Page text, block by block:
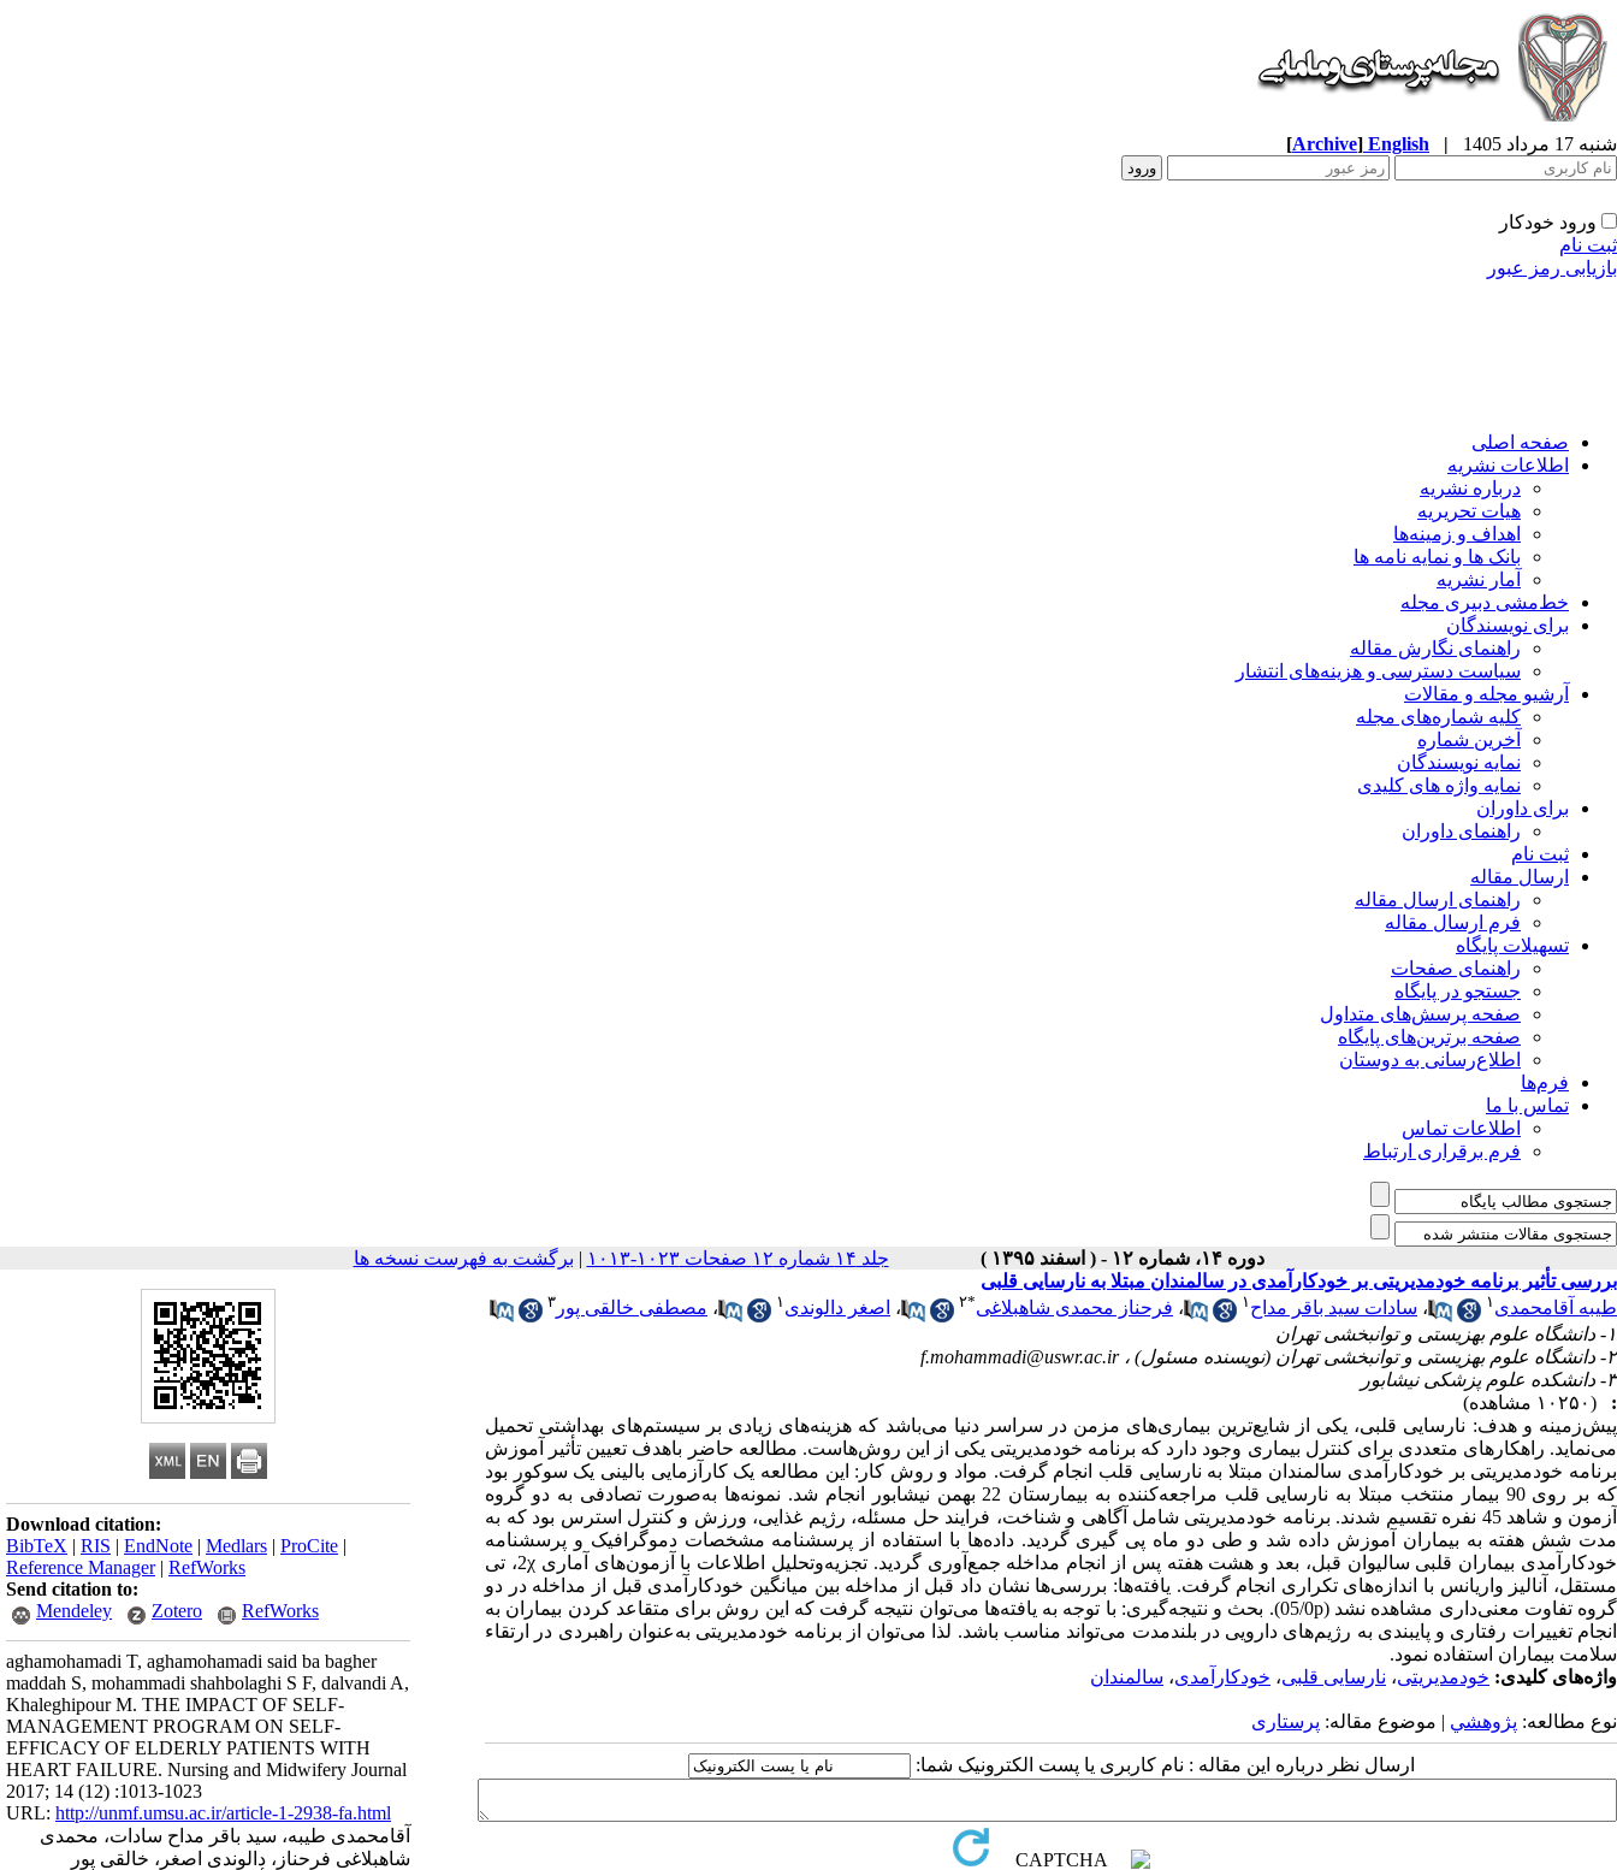
شنبه 17 مرداد 1405 |
English
[Archive]
ورود خودکار
ثبت نام
بازیابی رمز عبور
صفحه اصلی
اطلاعات نشریه
درباره نشریه
هیات تحریریه
اهداف و زمینه‌ها
بانک ها و نمایه نامه ها
آمار نشریه
خط‌مشی دبیری مجله
برای نویسندگان
راهنمای نگارش مقاله
سیاست دسترسی و هزینه‌های انتشار
آرشیو مجله و مقالات
کلیه شماره‌های مجله
آخرین شماره
نمایه نویسندگان
نمایه واژه های کلیدی
برای داوران
راهنمای داوران
ثبت نام
ارسال مقاله
راهنمای ارسال مقاله
فرم ارسال مقاله
تسهیلات پایگاه
راهنمای صفحات
جستجو در پایگاه
صفحه پرسش‌های متداول
صفحه برترین‌های پایگاه
اطلاع‌رسانی به دوستان
فرم‌ها
تماس با ما
اطلاعات تماس
فرم برقراری ارتباط
دوره ۱۴، شماره ۱۲ - ( اسفند ۱۳۹۵ ) جلد ۱۴ شماره ۱۲ صفحات ۱۰۲۳-۱۰۱۳ | برگشت به فهرست نسخه ها
Download citation:
BibTeX | RIS | EndNote | Medlars | ProCite |
Reference Manager| RefWorks
Send citation to:
Mendeley
Zotero RefWorks
aghamohamadi T, aghamohamadi said ba bagher
maddah S, mohammadi shahbolaghi S F, dalvandi A,
Khaleghipour M. THE IMPACT OF SELF-
MANAGEMENT PROGRAM ON SELF-
EFFICACY OF ELDERLY PATIENTS WITH
HEART FAILURE. Nursing and Midwifery Journal
2017; 14 (12) :1013-1023
URL: http://unmf.umsu.ac.ir/article-1-2938-fa.html
آقامحمدی طیبه، سید باقر مداح سادات، محمدی
شاهبلاغی فرحناز، دالوندی اصغر، خالقی پور
بررسی تأثیر برنامه خودمدیریتی بر خودکارآمدی در سالمندان مبتلا به نارسایی قلبی
طیبه آقامحمدی ۱ ، سادات سید باقر مداح ۱ ، فرحناز محمدی شاهبلاغی*۲ ، اصغر دالوندی ۱ ، مصطفی خالقی پور ۳
۱- دانشگاه علوم بهزیستی و توانبخشی تهران
۲- دانشگاه علوم بهزیستی و توانبخشی تهران (نویسنده مسئول) ،
f.mohammadi@uswr.ac.ir
۳- دانشکده علوم پزشکی نیشابور
:
(۱۰۲۵۰ مشاهده)
پیش‌زمینه و هدف: نارسایی قلبی، یکی از شایع‌ترین بیماری‌های مزمن در سراسر دنیا می‌باشد که هزینه‌های زیادی بر سیستم‌های بهداشتی تحمیل
می‌نماید. راهکارهای متعددی برای کنترل بیماری وجود دارد که برنامه خودمدیریتی یکی از این ‌روش‌هاست. مطالعه حاضر باهدف تعیین تأثیر آموزش
برنامه خودمدیریتی بر خودکارآمدی سالمندان مبتلا به نارسایی قلب انجام گرفت. مواد و روش کار: این مطالعه یک کارآزمایی بالینی یک سوکور بود
که بر روی 90 بیمار منتخب مبتلا به نارسایی قلب مراجعه‌کننده به بیمارستان 22 بهمن نیشابور انجام شد. نمونه‌ها به‌صورت تصادفی به دو گروه
آزمون و شاهد 45 نفره تقسیم شدند. برنامه خودمدیریتی شامل آگاهی و شناخت، فرایند حل مسئله، رژیم غذایی، ورزش و کنترل استرس بود که به
مدت شش هفته به بیماران آموزش داده شد و طی دو ماه پی گیری گردید. داده‌ها با استفاده از پرسشنامه مشخصات دموگرافیک و پرسشنامه
خودکارآمدی بیماران قلبی سالیوان قبل، بعد و هشت هفته پس از انجام مداخله جمع‌آوری گردید. تجزیه‌و‌تحلیل اطلاعات با آزمون‌های آماری 2χ، تی
مستقل، آنالیز واریانس با اندازه‌های تکراری انجام گرفت. یافته‌ها: بررسی‌ها نشان داد قبل از مداخله بین میانگین خودکارآمدی قبل از مداخله در دو
گروه تفاوت معنی‌داری مشاهده نشد (05/0p). بحث و نتیجه‌گیری: با توجه به یافته‌ها می‌توان نتیجه گرفت که این روش برای متقاعد کردن بیماران به
انجام تغییرات رفتاری و پایبندی به رژیم‌های دارویی در بلندمدت می‌تواند مناسب باشد. لذا می‌توان از برنامه خودمدیریتی به‌عنوان راهبردی در ارتقاء
سلامت بیماران استفاده نمود.
واژه‌های کلیدی: خودمدیریتی، نارسایی قلبی، خودکارآمدی، سالمندان
نوع مطالعه: پژوهشي | موضوع مقاله: پرستاری
ارسال نظر درباره این مقاله : نام کاربری یا پست الکترونیک شما: